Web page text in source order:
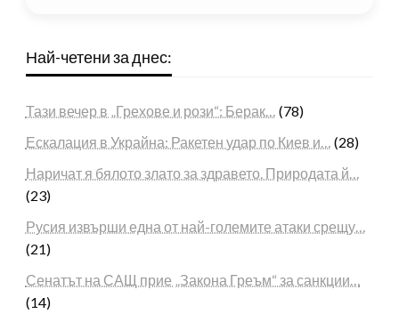
Най-четени за днес:
Тази вечер в „Грехове и рози“: Берак… (78)
Ескалация в Украйна: Ракетен удар по Киев и… (28)
Наричат я бялото злато за здравето. Природата й…
(23)
Русия извърши една от най-големите атаки срещу…
(21)
Сенатът на САЩ прие „Закона Греъм“ за санкции…
(14)